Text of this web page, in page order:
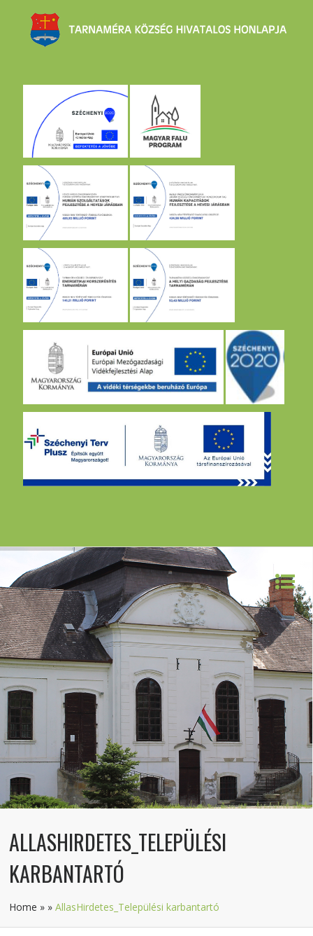
ALLASHIRDETES_TELEPÜLÉSI
KARBANTARTÓ
Home » »AllasHirdetes_Települési karbantartó